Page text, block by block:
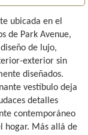
ubicada en el
de Park Avenue,
de lujo,
exterior sin
diseñados.
vestíbulo deja
detalles
contemporáneo
hogar. Más allá de